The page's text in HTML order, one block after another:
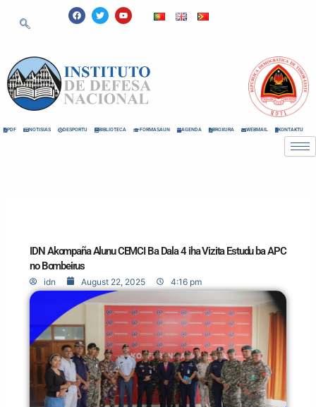
F
a
c
k
T
w
i
Y
o
u
PDF NOTISIAS DESPORTU BIBLIOTECA FORMASAUN AGENDA BROXURA WEBMAIL KONTAKTU
IDN Akompaña Alunu CEMCI Ba Dala 4 iha Vizita Estudu ba APC
no Bombeirus
idn August 22, 2025 4:16 pm